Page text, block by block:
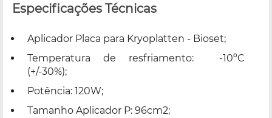
Especificações Técnicas
Aplicador Placa para Kryoplatten - Bioset;
Temperatura de resfriamento: -10ºC
(+/-30%);
Potência: 120W;
Tamanho Aplicador P: 96cm2;